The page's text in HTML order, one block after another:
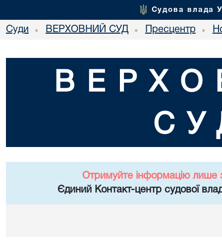
Судова влада
Суди • ВЕРХОВНИЙ СУД • Пресцентр •
Отримуйте інформацію лише
Єдиний Контакт-центр судової